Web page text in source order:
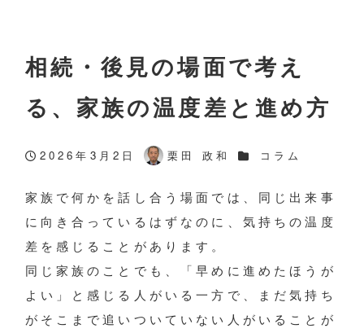
相続・後見の場面で考え
る、家族の温度差と進め方
投稿日
2026年3月2日
著
栗田 政和 カテゴリー
コラム
家族で何かを話し合う場面では、同じ出来事
に向き合っているはずなのに、気持ちの温度
差を感じることがあります。
同じ家族のことでも、「早めに進めたほうが
よい」と感じる人がいる一方で、まだ気持ち
がそこまで追いついていない人がいることが